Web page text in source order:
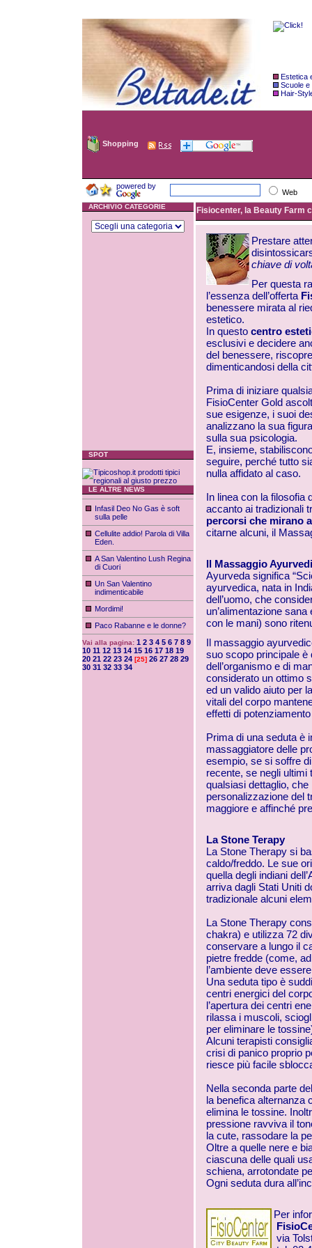
Estetica
Scuole e
Hair-
Shopping
powered by
Web
ARCHIVIO CATEGORIE
SPOT
LE ALTRE NEWS
Infasil Deo No Gas è soft
sulla pelle
Cellulite addio! Parola di Villa
Eden.
A San Valentino Lush Regina
di Cuori
Un San Valentino
indimenticabile
Mordimi!
Paco Rabanne e le donne?
Vai alla pagina: 1 2 3 4 5 6 7 8 9
10 11 12 13 14 15 16 17 18 19
20 21 22 23 24 [25] 26 27 28 29
30 31 32 33 34
Fisiocenter, la Beauty Farm
Prestare
chiave di
Per questa
l’essenza dell’offerta
benessere mirata al
estetico.
In questo centro
esclusivi e decidere
del benessere,
dimenticandosi della
Prima di iniziare
FisioCenter Gold
sue esigenze, i suoi
analizzano la sua
sulla sua psicologia.
E, insieme,
seguire, perché tutto
nulla affidato al caso.
In linea con la filosofia
accanto ai tradizionali
percorsi che mirano
citarne alcuni, il
Il Massaggio
Ayurveda significa
ayurvedica, nata in
dell’uomo, che
un’alimentazione
con le mani) sono
Il massaggio
suo scopo principale è
dell’organismo e di
considerato un ottimo
ed un valido aiuto per
vitali del corpo
effetti di
Prima di una seduta è
massaggiatore delle
esempio, se si soffre
recente, se negli ultimi
qualsiasi dettaglio,
personalizzazione del
maggiore e affinché
La Stone Terapy
La Stone Therapy si
caldo/freddo. Le sue
quella degli indiani
arriva dagli Stati Uniti
tradizionale alcuni
La Stone Therapy
chakra) e utilizza 72
conservare a lungo il
pietre fredde (come,
l’ambiente deve
Una seduta tipo è
centri energici del
l’apertura dei centri
rilassa i muscoli,
per eliminare le
Alcuni terapisti
crisi di panico proprio
riesce più facile
Nella seconda parte
la benefica alternanza
elimina le tossine.
pressione ravviva il
la cute, rassodare la
Oltre a quelle nere e
ciascuna delle quali
schiena, arrotondate
Ogni seduta dura
Per
via